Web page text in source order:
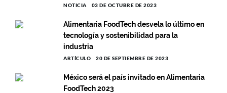
NOTICIA 03 DE OCTUBRE DE 2023
Alimentaria FoodTech desvela lo último en
tecnología y sostenibilidad para la
industria
ARTÍCULO 20 DE SEPTIEMBRE DE 2023
México será el país invitado en Alimentaria
FoodTech 2023